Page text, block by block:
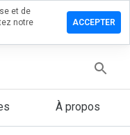
À propos
et de
notre
ACCEPTER